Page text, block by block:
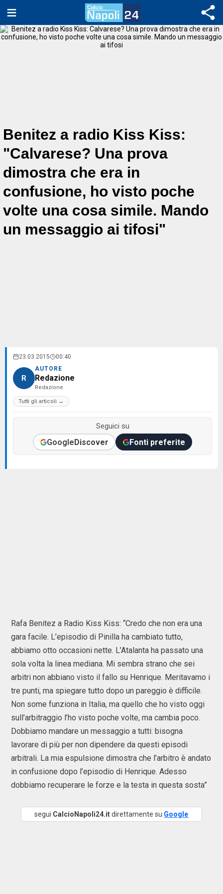
Benitez a radio Kiss Kiss:
"Calvarese? Una prova
dimostra che era in
confusione, ho visto poche
volte una cosa simile. Mando
un messaggio ai tifosi"
23.03.2015 00:40
R
AUTORE
Redazione
Redazione
Tutti gli articoli →
Seguici su
GoogleDiscover Fonti preferite
Rafa Benitez a Radio Kiss Kiss: “Credo che non era una
gara facile. L’episodio di Pinilla ha cambiato tutto,
abbiamo otto occasioni nette. L’Atalanta ha passato una
sola volta la linea mediana. Mi sembra strano che sei
arbitri non abbiano visto il fallo su Henrique. Meritavamo i
tre punti, ma spiegare tutto dopo un pareggio è difficile.
Non some funziona in Italia, ma quello che ho visto oggi
sull’arbitraggio l’ho visto poche volte, ma cambia poco.
Dobbiamo mandare un messaggio a tutti: bisogna
lavorare di più per non dipendere da questi episodi
arbitrali. La mia espulsione dimostra che l’arbitro è andato
in confusione dopo l’episodio di Henrique. Adesso
dobbiamo recuperare le forze e la testa in questa sosta”
segui CalcioNapoli24.itdirettamente su Google